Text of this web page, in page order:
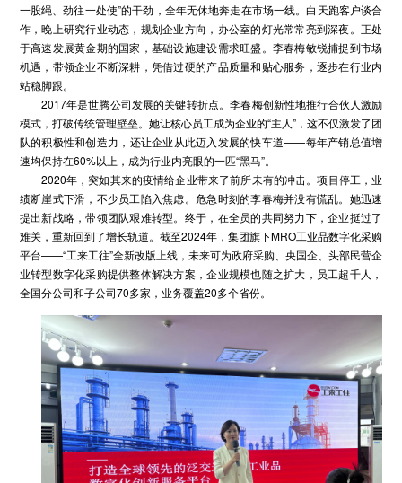
一股绳、劲往一处使”的干劲，全年无休地奔走在市场一线。白天跑客户谈合
作，晚上研究行业动态，规划企业方向，办公室的灯光常常亮到深夜。正处
于高速发展黄金期的国家，基础设施建设需求旺盛。李春梅敏锐捕捉到市场
机遇，带领企业不断深耕，凭借过硬的产品质量和贴心服务，逐步在行业内
站稳脚跟。
2017年是世腾公司发展的关键转折点。李春梅创新性地推行合伙人激励
模式，打破传统管理壁垒。她让核心员工成为企业的“主人”，这不仅激发了团
队的积极性和创造力，还让企业从此迈入发展的快车道——每年产销总值增
速均保持在60%以上，成为行业内亮眼的一匹“黑马”。
2020年，突如其来的疫情给企业带来了前所未有的冲击。项目停工，业
绩断崖式下滑，不少员工陷入焦虑。危急时刻的李春梅并没有慌乱。她迅速
提出新战略，带领团队艰难转型。终于，在全员的共同努力下，企业挺过了
难关，重新回到了增长轨道。截至2024年，集团旗下MRO工业品数字化采购
平台——“工来工往”全新改版上线，未来可为政府采购、央国企、头部民营企
业转型数字化采购提供整体解决方案，企业规模也随之扩大，员工超千人，
全国分公司和子公司70多家，业务覆盖20多个省份。